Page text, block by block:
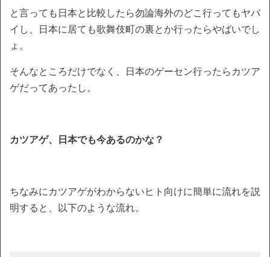
と言っても日本と比較したら勿論海外のどこ行ってもヤバ
イし、日本に居ても歌舞伎町の裏とか行ったらやばいでし
ょ。
そんなところだけでなく、日本のゲーセン行ったらカツア
ゲだってあったし。
カツアゲ、日本でも今あるのかな？
ちなみにカツアゲがわからないヒト向けに簡単に流れを説
明すると、以下のような流れ。